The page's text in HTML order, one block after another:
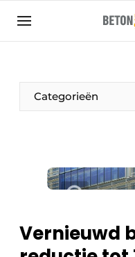
Aanmelden
Artikelen
Bedrijven
Contact
Evenement
Meest gelezen
Categorieën
Vernieuwd